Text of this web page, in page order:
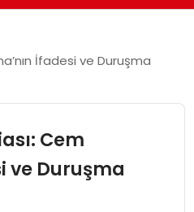
İfadesi ve Duruşma
Cem
ve Duruşma